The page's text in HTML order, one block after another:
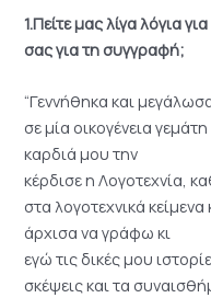
1.Πείτε μας λίγα λόγια
σας για τη συγγραφή;
“Γεννήθηκα και
σε μία οικογένεια
καρδιά μου την
κέρδισε η Λογοτεχνία,
στα λογοτεχνικά
άρχισα να γράφω κι
εγώ τις δικές μου
σκέψεις και τα